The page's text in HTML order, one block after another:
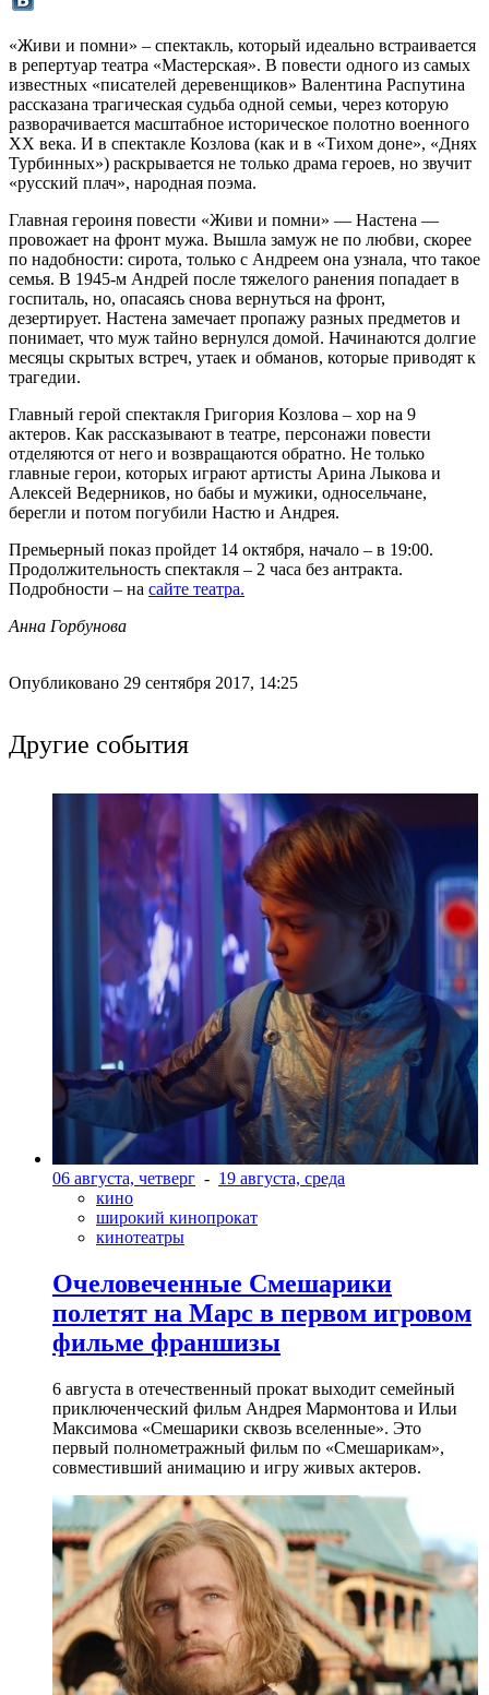
«Живи и помни» – спектакль, который идеально встраивается
в репертуар театра «Мастерская». В повести одного из самых
известных «писателей деревенщиков» Валентина Распутина
рассказана трагическая судьба одной семьи, через которую
разворачивается масштабное историческое полотно военного
XX века. И в спектакле Козлова (как и в «Тихом доне», «Днях
Турбинных») раскрывается не только драма героев, но звучит
«русский плач», народная поэма.
Главная героиня повести «Живи и помни» — Настена —
провожает на фронт мужа. Вышла замуж не по любви, скорее
по надобности: сирота, только с Андреем она узнала, что такое
семья. В 1945-м Андрей после тяжелого ранения попадает в
госпиталь, но, опасаясь снова вернуться на фронт,
дезертирует. Настена замечает пропажу разных предметов и
понимает, что муж тайно вернулся домой. Начинаются долгие
месяцы скрытых встреч, утаек и обманов, которые приводят к
трагедии.
Главный герой спектакля Григория Козлова – хор на 9
актеров. Как рассказывают в театре, персонажи повести
отделяются от него и возвращаются обратно. Не только
главные герои, которых играют артисты Арина Лыкова и
Алексей Ведерников, но бабы и мужики, односельчане,
берегли и потом погубили Настю и Андрея.
Премьерный показ пройдет 14 октября, начало – в 19:00.
Продолжительность спектакля – 2 часа без антракта.
Подробности – на сайте театра.
Анна Горбунова
Опубликовано 29 сентября 2017, 14:25
Другие события
06 августа, четверг - 19 августа, среда
кино
широкий кинопрокат
кинотеатры
Очеловеченные Смешарики
полетят на Марс в первом игровом
фильме франшизы
6 августа в отечественный прокат выходит семейный
приключенческий фильм Андрея Мармонтова и Ильи
Максимова «Смешарики сквозь вселенные». Это
первый полнометражный фильм по «Смешарикам»,
совместивший анимацию и игру живых актеров.